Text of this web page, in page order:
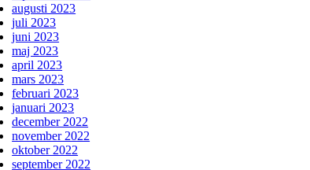
augusti 2023
juli 2023
juni 2023
maj 2023
april 2023
mars 2023
februari 2023
januari 2023
december 2022
november 2022
oktober 2022
september 2022